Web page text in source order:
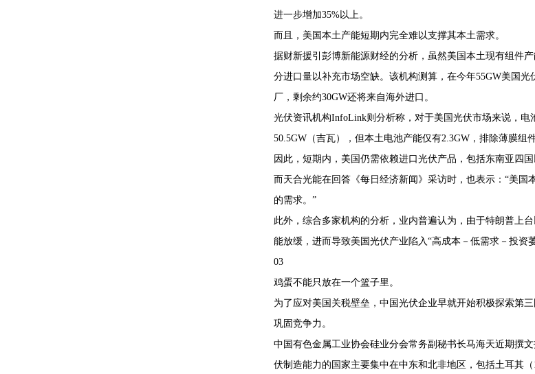
进一步增加35%以上。
而且，美国本土产能短期内完全难以支撑其本土需求。
据财新援引彭博新能源财经的分析，虽然美国本土现有组件
分进口量以补充市场空缺。该机构测算，在今年55GW美国
厂，剩余约30GW还将来自海外进口。
光伏资讯机构InfoLink则分析称，对于美国光伏市场来说，
50.5GW（吉瓦），但本土电池产能仅有2.3GW，排除薄膜组
因此，短期内，美国仍需依赖进口光伏产品，包括东南亚四
而天合光能在回答《每日经济新闻》采访时，也表示：“美国
的需求。”
此外，综合多家机构的分析，业内普遍认为，由于特朗普上
能放缓，进而导致美国光伏产业陷入“高成本－低需求－投资
03
鸡蛋不能只放在一个篮子里。
为了应对美国关税壁垒，中国光伏企业早就开始积极探索第
巩固竞争力。
中国有色金属工业协会硅业分会常务副秘书长马海天近期撰
伏制造能力的国家主要集中在中东和北非地区，包括土耳其